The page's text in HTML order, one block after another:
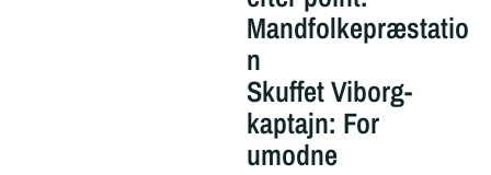
Mandfolkepræstatio
n
Skuffet Viborg-
kaptajn: For
umodne